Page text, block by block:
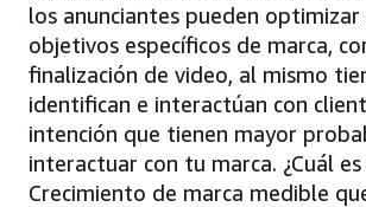
los anunciantes pueden optimizar
objetivos específicos de marca,
finalización de video, al mismo
identifican e interactúan con
intención que tienen mayor
interactuar con tu marca. ¿Cuál
Crecimiento de marca medible